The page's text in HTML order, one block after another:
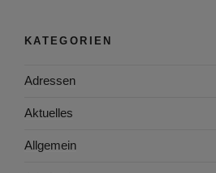
KATEGORIEN
Adressen
Aktuelles
Allgemein